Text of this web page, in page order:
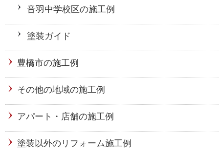
音羽中学校区の施工例
塗装ガイド
豊橋市の施工例
その他の地域の施工例
アパート・店舗の施工例
塗装以外のリフォーム施工例